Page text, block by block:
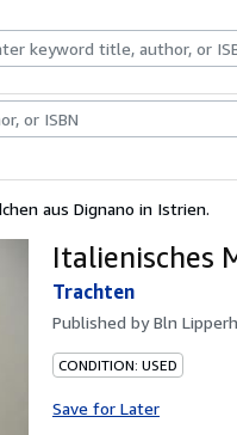
Art & Collectibles
aus Dignano in Istrien.
Italienisches
Trachten
Published byBln
CONDITION: USED
Save for Later